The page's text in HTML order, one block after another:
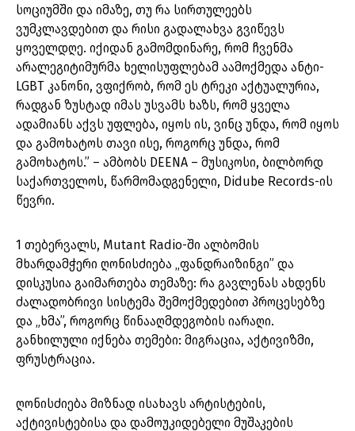
სოციუმში და იმაზე, თუ რა სირთულეებს
ვუმკლავდებით და რისი გადალახვა გვიწევს
ყოველდღე. იქიდან გამომდინარე, რომ ჩვენმა
არალეგიტიმურმა ხელისუფლებამ აამოქმედა ანტი-
LGBT კანონი, ვფიქრობ, რომ ეს ტრეკი აქტუალურია,
რადგან ზუსტად იმას უსვამს ხაზს, რომ ყველა
ადამიანს აქვს უფლება, იყოს ის, ვინც უნდა, რომ იყოს
და გამოხატოს თავი ისე, როგორც უნდა, რომ
გამოხატოს.” – ამბობს DEENA – მუსიკოსი, ბილბორდ
საქართველოს, წარმომადგენელი, Didube Records-ის
წევრი.
1 თებერვალს, Mutant Radio-ში ალბომის
მხარდამჭერი ღონისძიება „ფანდრაიზინგი” და
დისკუსია გაიმართება თემაზე: რა გავლენას ახდენს
ძალადობრივი სისტემა შემოქმედებით პროცესებზე
და „ხმა”, როგორც წინააღმდეგობის იარაღი.
განხილული იქნება თემები: მიგრაცია, აქტივიზმი,
ფრუსტრაცია.
ღონისძიება მიზნად ისახავს არტისტების,
აქტივისტებისა და დამოუკიდებელი მუშაკების